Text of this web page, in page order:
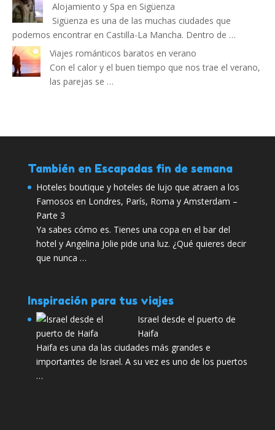
Alojamiento y Spa en Sigüenza
Sigüenza es una de las muchas ciudades que
podemos encontrar en Castilla-La Mancha. Dentro de …
Viajes románticos baratos en verano
Con el calor y el buen tiempo que nos trae el verano,
las parejas se …
También en Escapadas fin de semana
Hoteles boutique y hoteles de lujo que atraen a los
Famosos en Londres, París, Roma y Amsterdam –
Parte 3
Ya sabes cómo es. Tienes una copa en el bar del
hotel y Angelina Jolie pide una luz. ¿Qué quieres decir
que nunca …
Inspiración para tus viajes
Israel desde el puerto de
Haifa
Haifa es una da las ciudades más grandes e
importantes de Israel. A su vez es uno de los puertos
…